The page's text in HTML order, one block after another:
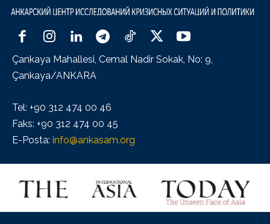
Çankaya Mahallesi, Cemal Nadir Sokak, No: 9,
Çankaya/ANKARA
Tel: +90 312 474 00 46
Faks: +90 312 474 00 45
E-Posta: info@ankasam.org